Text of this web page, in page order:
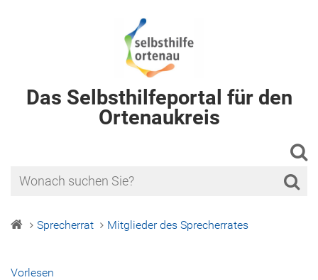
Das Selbsthilfeportal für den
Ortenaukreis
Sprecherrat Mitglieder des Sprecherrates
Vorlesen